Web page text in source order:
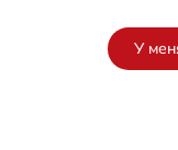
У